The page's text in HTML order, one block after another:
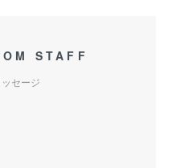
STAFF
セージ